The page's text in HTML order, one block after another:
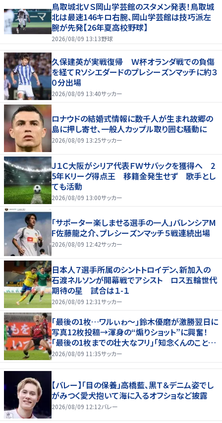
鳥取城北ＶＳ岡山学芸館のスタメン発表！鳥取城
北は最速146キロ右腕、岡山学芸館は技巧派左
腕が先発【26年夏高校野球】
2026/08/09 13:13野球
久保建英が実戦復帰 Ｗ杯オランダ戦での負傷
を経てＲソシエダードのプレシーズンマッチに約３
０分出場
2026/08/09 13:40サッカー
ロナウドの結婚式情報に数千人が生まれ故郷の
島に押し寄せ、一般人カップル取り囲む騒動に
2026/08/09 13:25サッカー
Ｊ１Ｃ大阪がシリア代表ＦＷサバックを獲得へ 2
5年Ｋリーグ得点王 移籍金発生せず 歌手とし
ても活動
2026/08/09 13:00サッカー
「サポーター楽しませる選手の一人」バレンシアM
F佐藤龍之介、プレシーズンマッチ５戦連続出場
2026/08/09 12:42サッカー
日本人７選手所属のシントトロイデン、新加入の
石渡ネルソンが開幕戦でアシスト ロス五輪世代
期待の星 試合は１-１
2026/08/09 12:31サッカー
｢最後の1枚…ワルぃゎ〜｣鈴木優磨が激勝翌日に
写真12枚投稿→渾身の“煽りショット”に興奮！
｢最後の1枚までの壮大なフリ｣｢知念くんのことど
んだけ好きなんよｗ｣
2026/08/09 11:35サッカー
【バレー】「目の保養」高橋藍、黒Ｔ＆デニム姿でし
がみつく愛犬抱いて海に入るオフショなど披露
2026/08/09 12:12バレー